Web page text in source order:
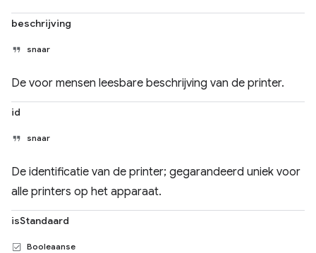
beschrijving
snaar
De voor mensen leesbare beschrijving van de printer.
id
snaar
De identificatie van de printer; gegarandeerd uniek voor
alle printers op het apparaat.
isStandaard
Booleaanse